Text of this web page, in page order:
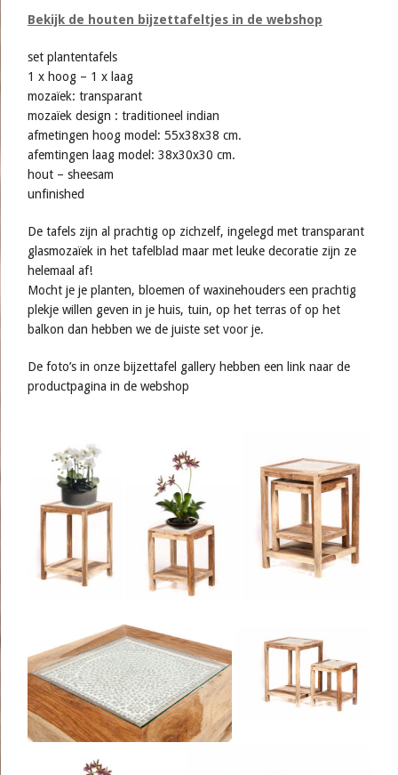
Bekijk de houten bijzettafeltjes in de webshop
set plantentafels
1 x hoog – 1 x laag
mozaïek: transparant
mozaïek design : traditioneel indian
afmetingen hoog model: 55x38x38 cm.
afemtingen laag model: 38x30x30 cm.
hout – sheesam
unfinished
De tafels zijn al prachtig op zichzelf, ingelegd met transparant
glasmozaïek in het tafelblad maar met leuke decoratie zijn ze
helemaal af!
Mocht je je planten, bloemen of waxinehouders een prachtig
plekje willen geven in je huis, tuin, op het terras of op het
balkon dan hebben we de juiste set voor je.
De foto’s in onze bijzettafel gallery hebben een link naar de
productpagina in de webshop